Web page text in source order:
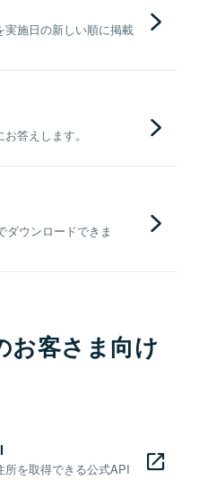
施日の新しい順に掲載
答えします。
ダウンロードできま
お客さま向け
を取得できる公式API